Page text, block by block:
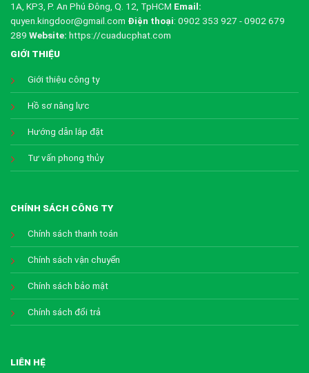
1A, KP3, P. An Phú Đông, Q. 12, TpHCM Email:
quyen.kingdoor@gmail.com Điện thoại: 0902 353 927 - 0902 679
289 Website: https://cuaducphat.com
GIỚI THIỆU
Giới thiệu công ty
Hồ sơ năng lực
Hướng dẫn lắp đặt
Tư vấn phong thủy
CHÍNH SÁCH CÔNG TY
Chính sách thanh toán
Chính sách vận chuyển
Chính sách bảo mật
Chính sách đổi trả
LIÊN HỆ